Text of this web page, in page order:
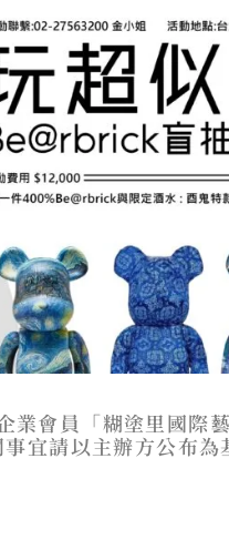
業會員「糊塗里國際
宜請以主辦方公布為